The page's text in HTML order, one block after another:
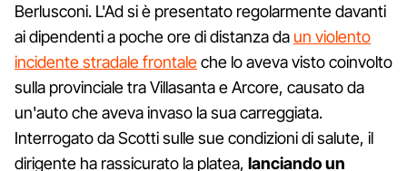
Berlusconi. L'Ad si è presentato regolarmente davanti
ai dipendenti a poche ore di distanza da un violento
incidente stradale frontaleche lo aveva visto coinvolto
sulla provinciale tra Villasanta e Arcore, causato da
un'auto che aveva invaso la sua carreggiata.
Interrogato da Scotti sulle sue condizioni di salute, il
dirigente ha rassicurato la platea, lanciando un